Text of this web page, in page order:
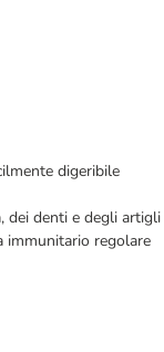
digeribile
dei denti e degli artigli
immunitario regolare